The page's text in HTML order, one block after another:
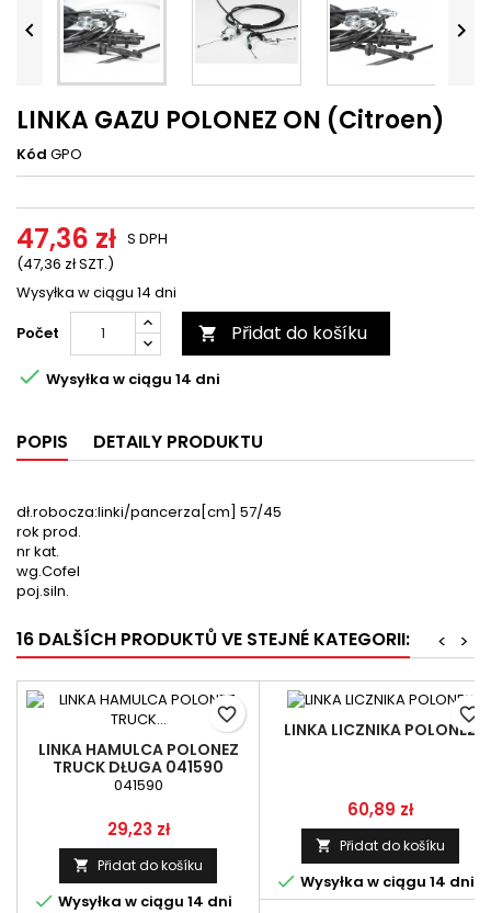
 
 
LINKA GAZU POLONEZ ON (Citroen)
Kód GPO
47,36 zł
(47,36 zł SZT.)
S DPH
Wysyłka w ciągu 14 dni
Počet
 Přidat do košíku
 Wysyłka w ciągu 14 dni
POPIS DETAILY PRODUKTU
dł.robocza:linki/pancerza[cm] 57/45
rok prod.
nr kat.
wg.Cofel
poj.siln.
16 DALŠÍCH PRODUKTŮ VE STEJNÉ KATEGORII: >
<
LINKA HAMULCA POLONEZ
TRUCK DŁUGA 041590
11.01.17, 11.01.18 RĘCZNEGO
041590
Cena
29,23 zł
 Přidat do košíku
 Wysyłka w ciągu 14 dni
favorite_border
LINKA LICZNIKA POLONEZ
Cena
60,89 zł
 Přidat do košíku
 Wysyłka w ciągu 14 dni
favorite_border